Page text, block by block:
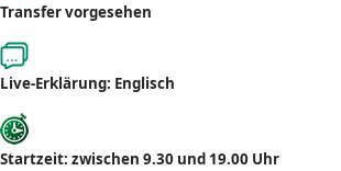
Transfer vorgesehen
Live-Erklärung: Englisch
Startzeit: zwischen 9.30 und 19.00 Uhr